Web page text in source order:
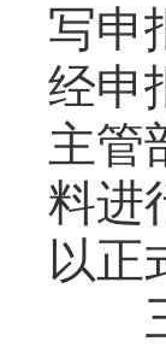
写申
经申
主管
料进
以正